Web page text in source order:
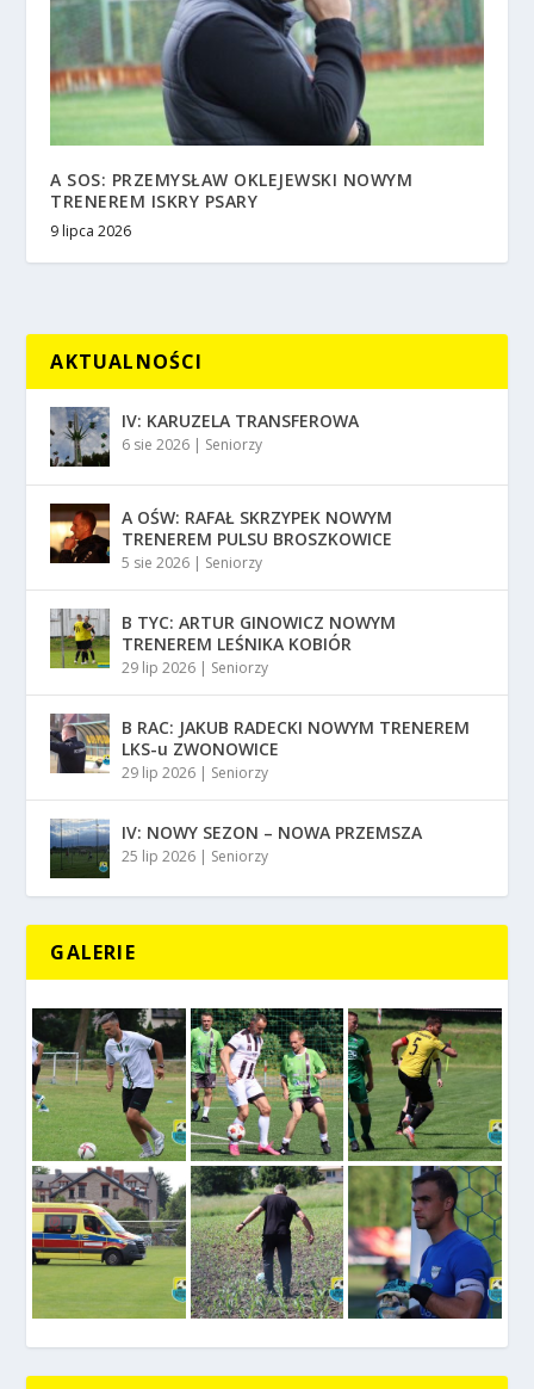
A SOS: PRZEMYSŁAW OKLEJEWSKI NOWYM
TRENEREM ISKRY PSARY
9 lipca 2026
AKTUALNOŚCI
IV: KARUZELA TRANSFEROWA
6 sie 2026 | Seniorzy
A OŚW: RAFAŁ SKRZYPEK NOWYM
TRENEREM PULSU BROSZKOWICE
5 sie 2026 | Seniorzy
B TYC: ARTUR GINOWICZ NOWYM
TRENEREM LEŚNIKA KOBIÓR
29 lip 2026 | Seniorzy
B RAC: JAKUB RADECKI NOWYM TRENEREM
LKS-u ZWONOWICE
29 lip 2026 | Seniorzy
IV: NOWY SEZON – NOWA PRZEMSZA
25 lip 2026 | Seniorzy
GALERIE